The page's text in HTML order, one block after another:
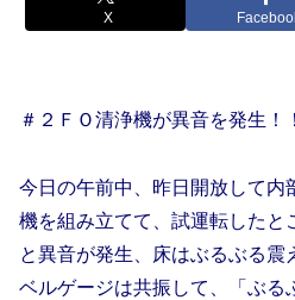
X
＃２ＦＯ清浄機が異音を発生！
今日の午前中、昨日開放して内
機を組み立てて、試運転したと
と異音が発生、床はぶるぶる震
ベルゲージは共振して、「ぶる